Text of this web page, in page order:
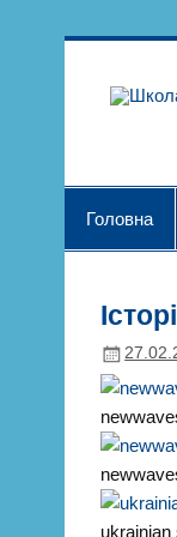
Головна
ukrainian